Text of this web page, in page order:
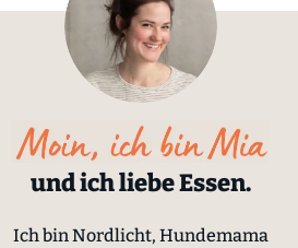
und ich liebe Essen.
Ich bin Nordlicht, Hundemama